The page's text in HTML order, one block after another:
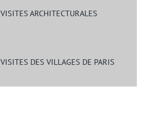
VISITES ARCHITECTURALES
VISITES DES VILLAGES DE PARIS